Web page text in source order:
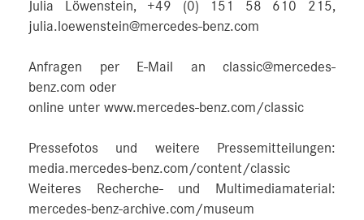
Julia Löwenstein, +49 (0) 151 58 610 215,
julia.loewenstein@mercedes-benz.com
Anfragen per E-Mail an classic@mercedes-
benz.com oder
online unter www.mercedes-benz.com/classic
Pressefotos und weitere Pressemitteilungen:
media.mercedes-benz.com/content/classic
Weiteres Recherche- und Multimediamaterial:
mercedes-benz-archive.com/museum